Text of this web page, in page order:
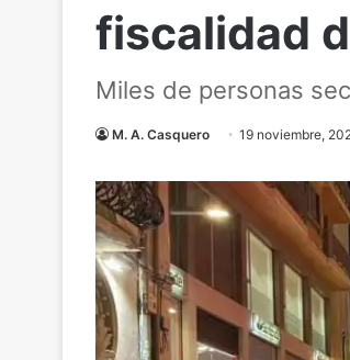
fiscalidad
Miles de personas
M. A. Casquero 19 noviembre,